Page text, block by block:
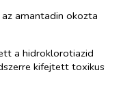
amantadin okozta
a hidroklorotiazid
kifejtett toxikus